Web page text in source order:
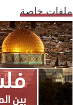
ملفات خاصة